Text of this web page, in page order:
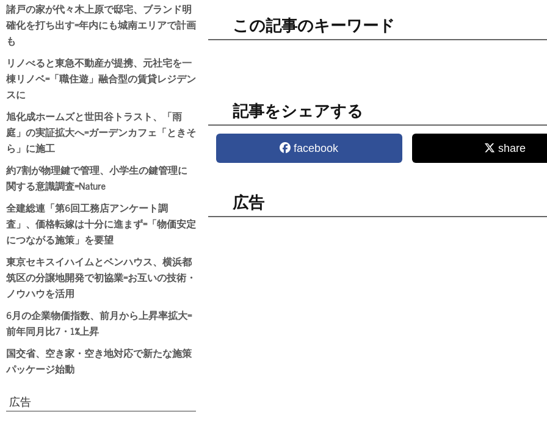
この記事のキーワード
記事をシェアする
facebook share
広告
諸戸の家が代々木上原で邸宅、ブランド明
確化を打ち出す=年内にも城南エリアで計画
も
リノべると東急不動産が提携、元社宅を一
棟リノベ=「職住遊」融合型の賃貸レジデン
スに
旭化成ホームズと世田谷トラスト、「雨
庭」の実証拡大へ=ガーデンカフェ「ときそ
ら」に施工
約7割が物理鍵で管理、小学生の鍵管理に
関する意識調査=Nature
全建総連「第6回工務店アンケート調
査」、価格転嫁は十分に進まず=「物価安定
につながる施策」を要望
東京セキスイハイムとベンハウス、横浜都
筑区の分譲地開発で初協業=お互いの技術・
ノウハウを活用
6月の企業物価指数、前月から上昇率拡大=
前年同月比7・1%上昇
国交省、空き家・空き地対応で新たな施策
パッケージ始動
広告